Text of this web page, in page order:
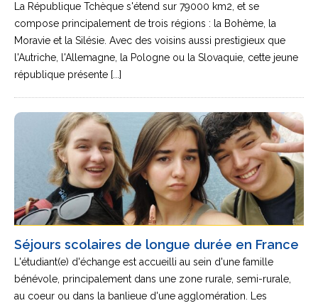
La République Tchèque s'étend sur 79000 km2, et se
compose principalement de trois régions : la Bohème, la
Moravie et la Silésie. Avec des voisins aussi prestigieux que
l'Autriche, l'Allemagne, la Pologne ou la Slovaquie, cette jeune
république présente [...]
Séjours scolaires de longue durée en France
L'étudiant(e) d'échange est accueilli au sein d'une famille
bénévole, principalement dans une zone rurale, semi-rurale,
au coeur ou dans la banlieue d'une agglomération. Les